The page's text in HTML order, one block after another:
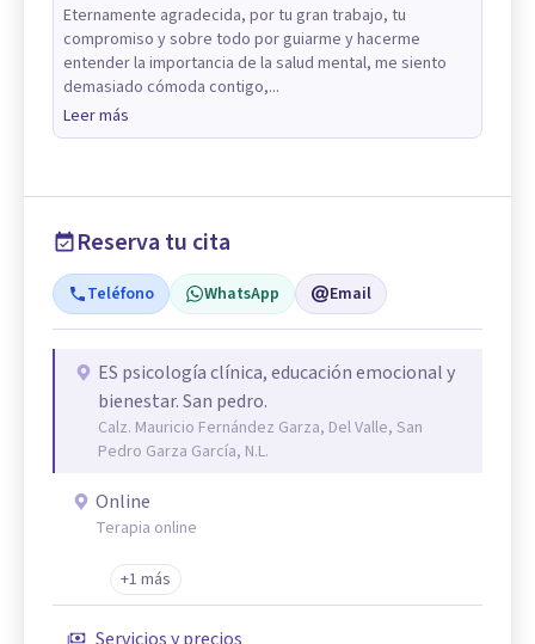
Eternamente agradecida, por tu gran trabajo, tu
compromiso y sobre todo por guiarme y hacerme
entender la importancia de la salud mental, me siento
demasiado cómoda contigo,...
Leer más
Reserva tu cita
Teléfono WhatsApp Email
ES psicología clínica, educación emocional y
bienestar. San pedro.
Calz. Mauricio Fernández Garza, Del Valle, San
Pedro Garza García, N.L.
Online
Terapia online
+1 más